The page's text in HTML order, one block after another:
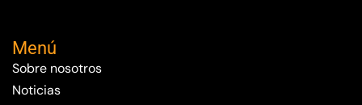
Menú
Sobre nosotros
Noticias